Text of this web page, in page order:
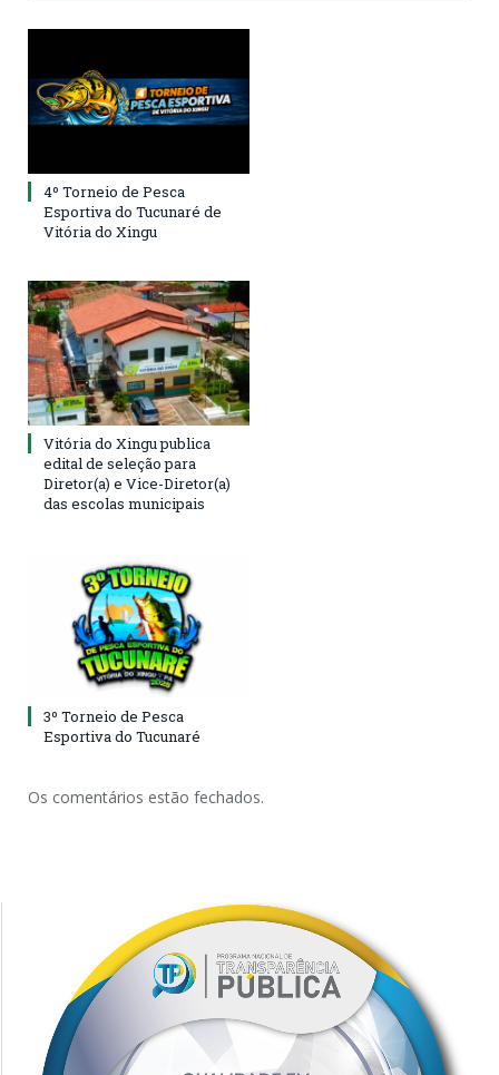
4º Torneio de Pesca
Esportiva do Tucunaré de
Vitória do Xingu
Vitória do Xingu publica
edital de seleção para
Diretor(a) e Vice-Diretor(a)
das escolas municipais
3º Torneio de Pesca
Esportiva do Tucunaré
Os comentários estão fechados.